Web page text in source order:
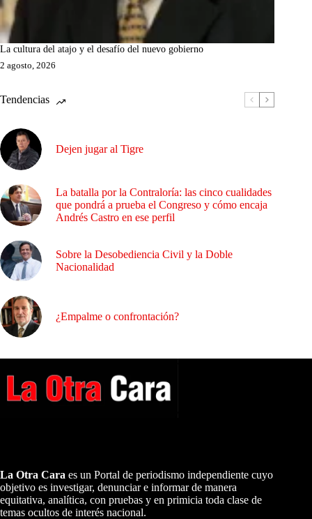
La cultura del atajo y el desafío del nuevo gobierno
2 agosto, 2026
Tendencias
Dejen jugar al Tigre
La batalla por la Contraloría: las cinco cualidades
que pondrá a prueba el Congreso y cómo encaja
Andrés Castro en ese perfil
Sobre la Desobediencia Civil y la Doble
Nacionalidad
¿Empalme o confrontación?
La Otra Cara es un Portal de periodismo independiente cuyo
objetivo es investigar, denunciar e informar de manera
equitativa, analítica, con pruebas y en primicia toda clase de
temas ocultos de interés nacional.